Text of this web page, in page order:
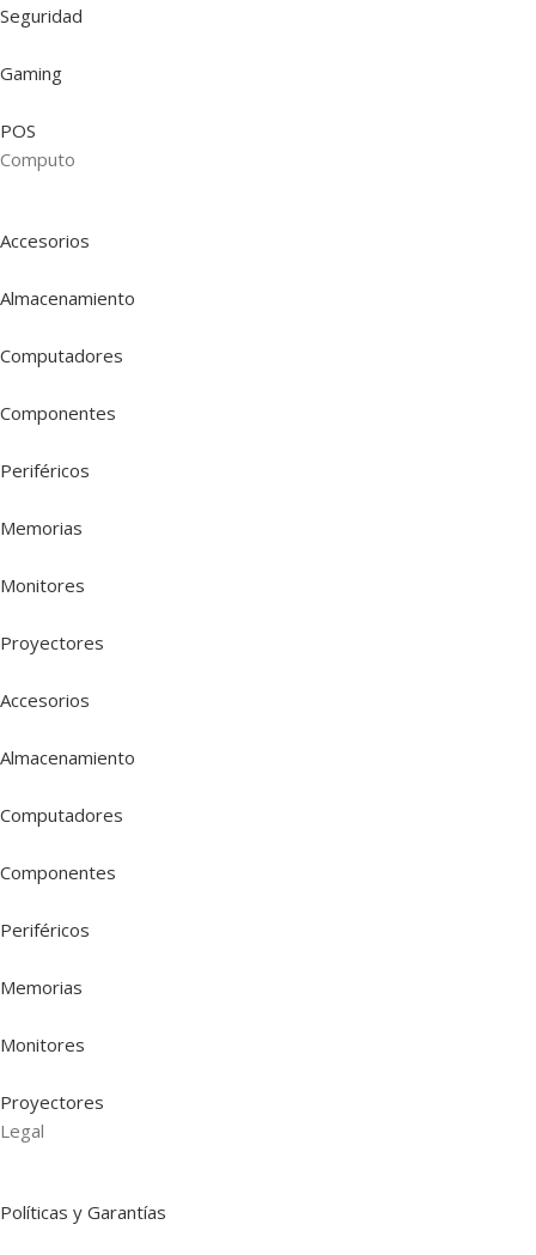
Seguridad
Gaming
POS
Computo
Accesorios
Almacenamiento
Computadores
Componentes
Periféricos
Memorias
Monitores
Proyectores
Accesorios
Almacenamiento
Computadores
Componentes
Periféricos
Memorias
Monitores
Proyectores
Legal
Políticas y Garantías